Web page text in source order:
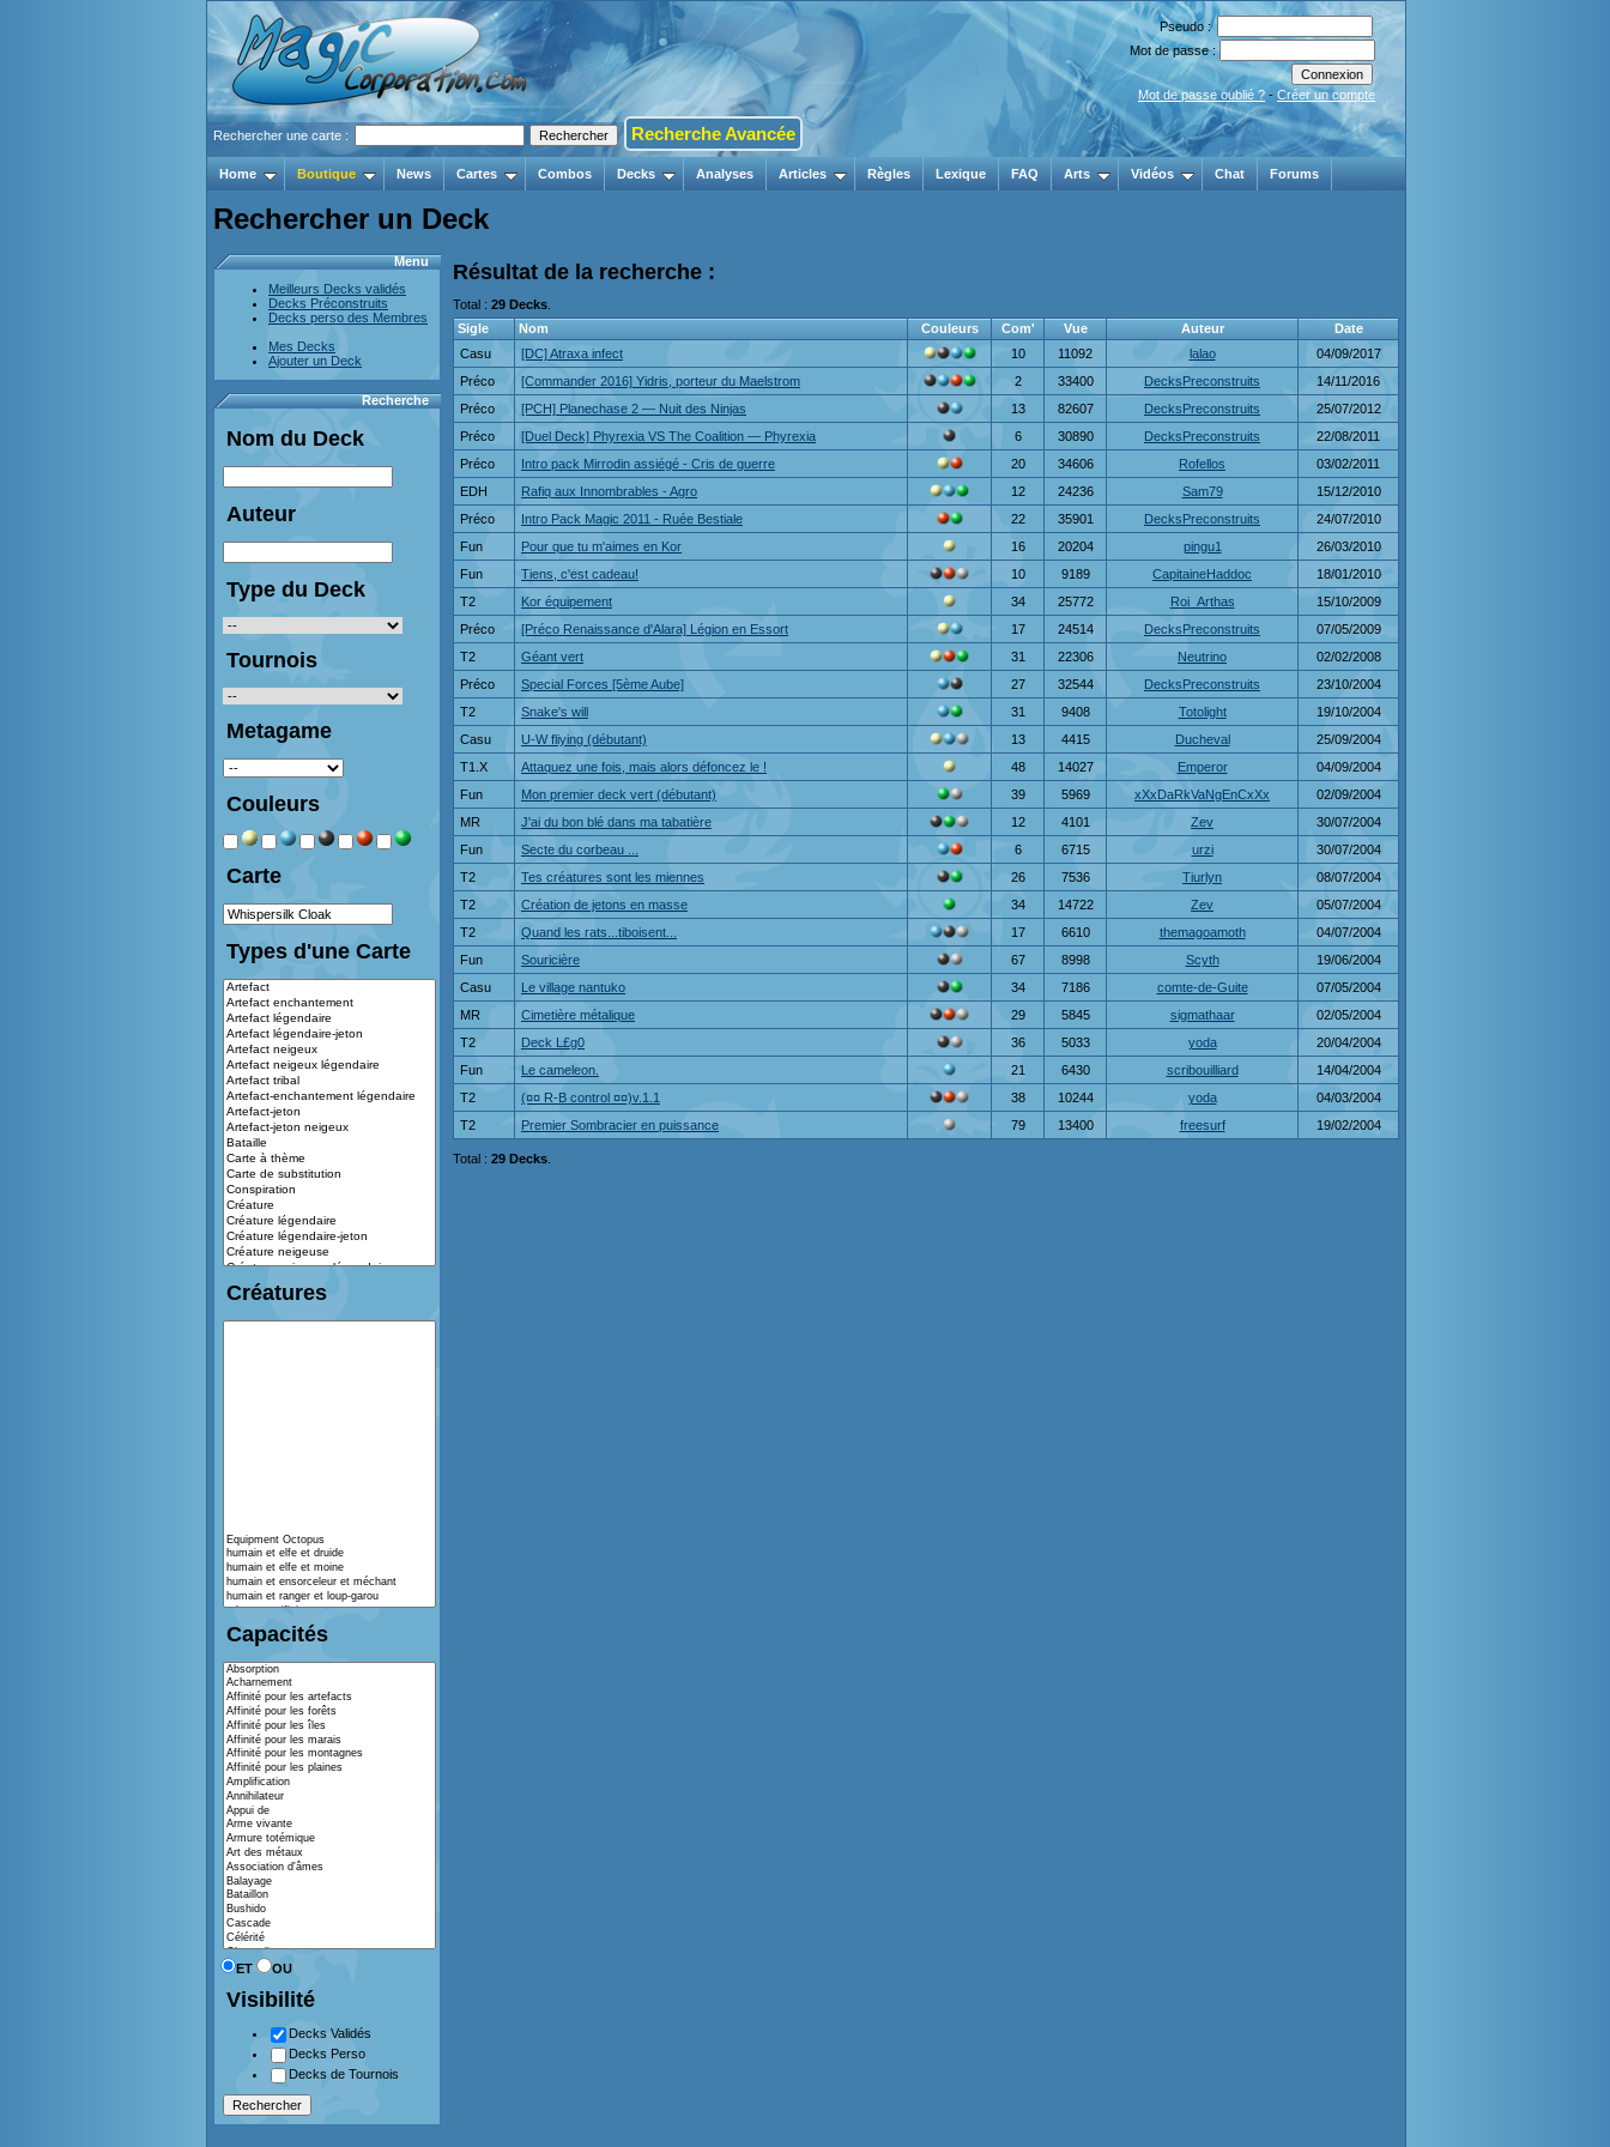
Pseudo :
Mot de passe :
Mot de passe oublié ? - Créer un compte
Rechercher une carte : Recherche Avancée
Home Boutique News Cartes Combos Decks Analyses Articles Règles Lexique FAQ Arts Vidéos Chat Forums
Rechercher un Deck
Menu
Meilleurs Decks validés
Decks Préconstruits
Decks perso des Membres
Mes Decks
Ajouter un Deck
Recherche
Nom du Deck
Auteur
Type du Deck
Tournois
Metagame
Couleurs
Carte
Types d'une Carte
Créatures
Capacités
ET OU
Visibilité
Decks Validés
Decks Perso
Decks de Tournois
Résultat de la recherche :
Total : 29 Decks
Sigle
Nom Couleurs Com' Vue Auteur
Date
Casu
[DC] Atraxa infect 10 11092 lalao
04/09/2017
Préco
[Commander 2016] Yidris, porteur du Maelstrom 2 33400 DecksPreconstruits
14/11/2016
Préco
[PCH] Planechase 2 — Nuit des Ninjas 13 82607 DecksPreconstruits
25/07/2012
Préco
[Duel Deck] Phyrexia VS The Coalition — Phyrexia 6 30890 DecksPreconstruits
22/08/2011
Préco
Intro pack Mirrodin assiégé - Cris de guerre 20 34606 Rofellos
03/02/2011
EDH
Rafiq aux Innombrables - Agro 12 24236 Sam79
15/12/2010
Préco
Intro Pack Magic 2011 - Ruée Bestiale 22 35901 DecksPreconstruits
24/07/2010
Fun
Pour que tu m'aimes en Kor 16 20204 pingu1
26/03/2010
Fun
Tiens, c'est cadeau! 10 9189 CapitaineHaddoc
18/01/2010
T2
Kor équipement 34 25772 Roi_Arthas
15/10/2009
Préco
[Préco Renaissance d'Alara] Légion en Essort 17 24514 DecksPreconstruits
07/05/2009
T2
Géant vert 31 22306 Neutrino
02/02/2008
Préco
Special Forces [5ème Aube] 27 32544 DecksPreconstruits
23/10/2004
T2
Snake's will 31 9408 Totolight
19/10/2004
Casu
U-W fliying (débutant) 13 4415 Ducheval
25/09/2004
T1.X
Attaquez une fois, mais alors défoncez le ! 48 14027 Emperor
04/09/2004
Fun
Mon premier deck vert (débutant) 39 5969 xXxDaRkVaNgEnCxXx
02/09/2004
MR
J'ai du bon blé dans ma tabatière 12 4101 Zev
30/07/2004
Fun
Secte du corbeau ... 6 6715 urzi
30/07/2004
T2
Tes créatures sont les miennes 26 7536 Tiurlyn
08/07/2004
T2
Création de jetons en masse 34 14722 Zev
05/07/2004
T2
Quand les rats...tiboisent... 17 6610 themagoamoth
04/07/2004
Fun
Souricière 67 8998 Scyth
19/06/2004
Casu
Le village nantuko 34 7186 comte-de-Guite
07/05/2004
MR
Cimetière métalique 29 5845 sigmathaar
02/05/2004
T2
Deck L£g0 36 5033 yoda
20/04/2004
Fun
Le cameleon. 21 6430 scribouilliard
14/04/2004
T2
(¤¤ R-B control ¤¤)v.1.1 38 10244 yoda
04/03/2004
T2
Premier Sombracier en puissance 79 13400 freesurf 19/02/2004
Total : 29 Decks